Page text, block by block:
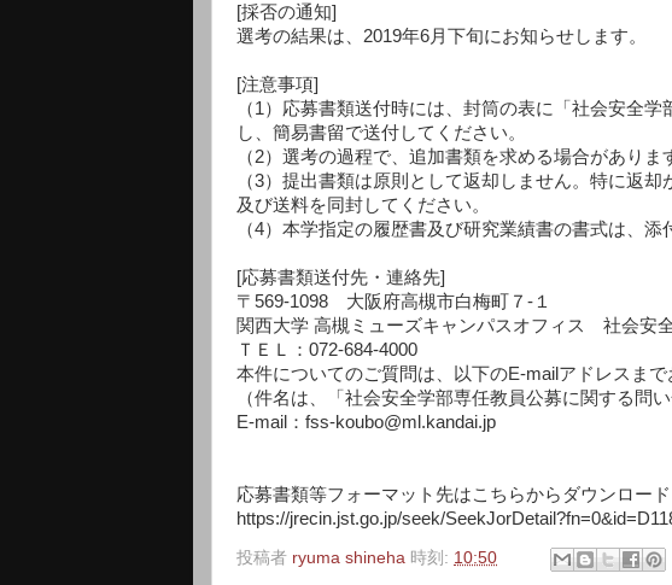
[採否の通知]
選考の結果は、2019年6月下旬にお知らせします。
[注意事項]
（1）応募書類送付時には、封筒の表に「社会安全
し、簡易書留で送付してください。
（2）選考の過程で、追加書類を求める場合がありま
（3）提出書類は原則として返却しません。特に返
及び送料を同封してください。
（4）本学指定の履歴書及び研究業績書の書式は、
[応募書類送付先・連絡先]
〒569-1098 大阪府高槻市白梅町７-１
関西大学 高槻ミューズキャンパスオフィス 社会安
ＴＥＬ：072-684-4000
本件についてのご質問は、以下のE-mailアドレスまで
（件名は、「社会安全学部専任教員公募に関する問
E-mail：fss-koubo@ml.kandai.jp
応募書類等フォーマット先はこちらからダウンロード
https://jrecin.jst.go.jp/seek/
投稿者 ryuma shineha 時刻: 10:50